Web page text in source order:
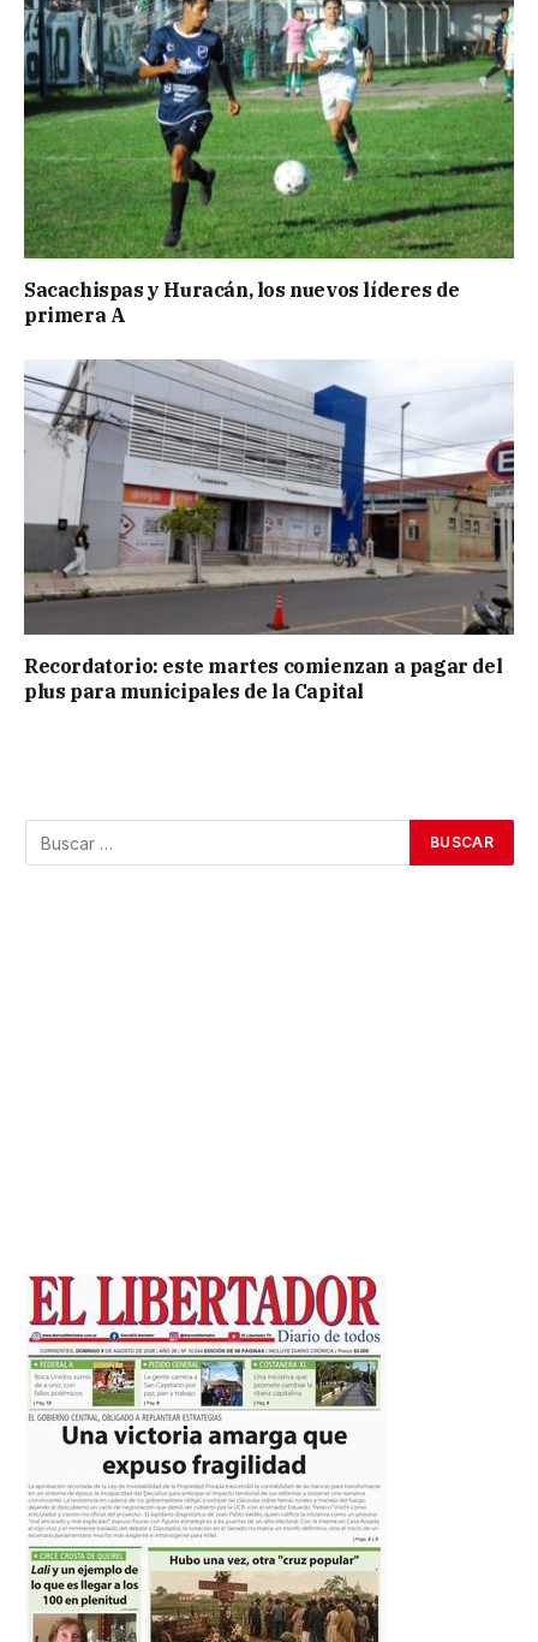
Sacachispas y Huracán, los nuevos líderes de
primera A
Recordatorio: este martes comienzan a pagar del
plus para municipales de la Capital